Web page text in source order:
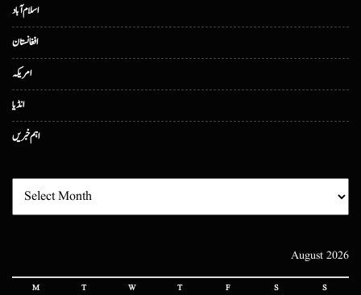
اسلام آباد
افغانستان
امریکہ
انڈیا
اہم خبریں
August 2026
M T W T F S S